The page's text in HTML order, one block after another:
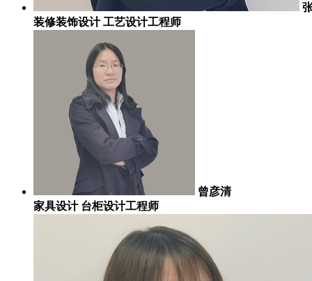
装修装饰设计 工艺设计工程师
曾彦清
家具设计 台柜设计工程师